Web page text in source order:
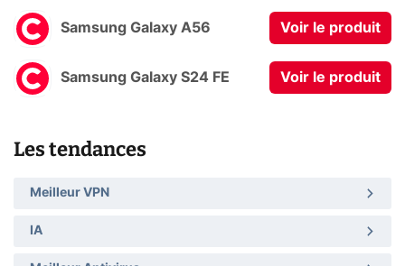
Samsung Galaxy A56 Voir le produit
Samsung Galaxy S24 FE Voir le produit
Les tendances
Meilleur VPN
IA